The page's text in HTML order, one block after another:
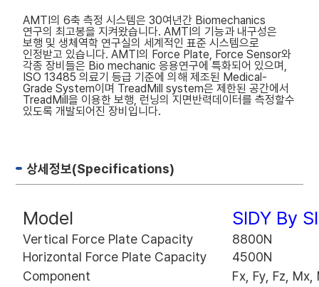
AMTI의 6축 측정 시스템은 30여년간 Biomechanics
연구의 최고봉을 지켜왔습니다. AMTI의 기능과 내구성은
보행 및 생체역학 연구실의 세계적인 표준 시스템으로
인정받고 있습니다. AMTI의 Force Plate, Force Sensor와
각종 장비들은 Bio mechanic 응용연구에 특화되어 있으며,
ISO 13485 의료기 등급 기준에 의해 제조된 Medical-
Grade System이며 TreadMill system은 제한된 공간에서
TreadMill을 이용한 보행, 런닝의 지면반력데이터를 측정할수
있도록 개발되어진 장비입니다.
상세정보(Specifications)
Model SIDY By
Vertical Force Plate Capacity
8800N
Horizontal Force Plate Capacity
4500N
Component
Fx, Fy, Fz, Mx,